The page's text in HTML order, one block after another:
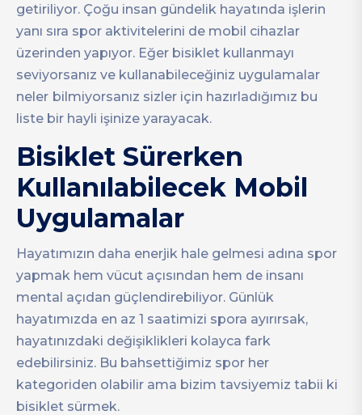
getiriliyor. Çoğu insan gündelik hayatında işlerin
yanı sıra spor aktivitelerini de mobil cihazlar
üzerinden yapıyor. Eğer bisiklet kullanmayı
seviyorsanız ve kullanabileceğiniz uygulamalar
neler bilmiyorsanız sizler için hazırladığımız bu
liste bir hayli işinize yarayacak.
Bisiklet Sürerken
Kullanılabilecek Mobil
Uygulamalar
Hayatımızın daha enerjik hale gelmesi adına spor
yapmak hem vücut açısından hem de insanı
mental açıdan güçlendirebiliyor. Günlük
hayatımızda en az 1 saatimizi spora ayırırsak,
hayatınızdaki değişiklikleri kolayca fark
edebilirsiniz. Bu bahsettiğimiz spor her
kategoriden olabilir ama bizim tavsiyemiz tabii ki
bisiklet sürmek.